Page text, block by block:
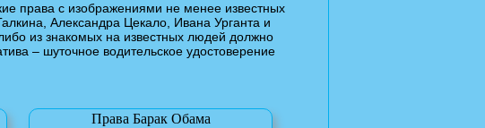
права с изображениями не менее известных
Александра Цекало, Ивана Урганта и
из знакомых на известных людей должно
– шуточное водительское удостоверение
Права Барак Обама